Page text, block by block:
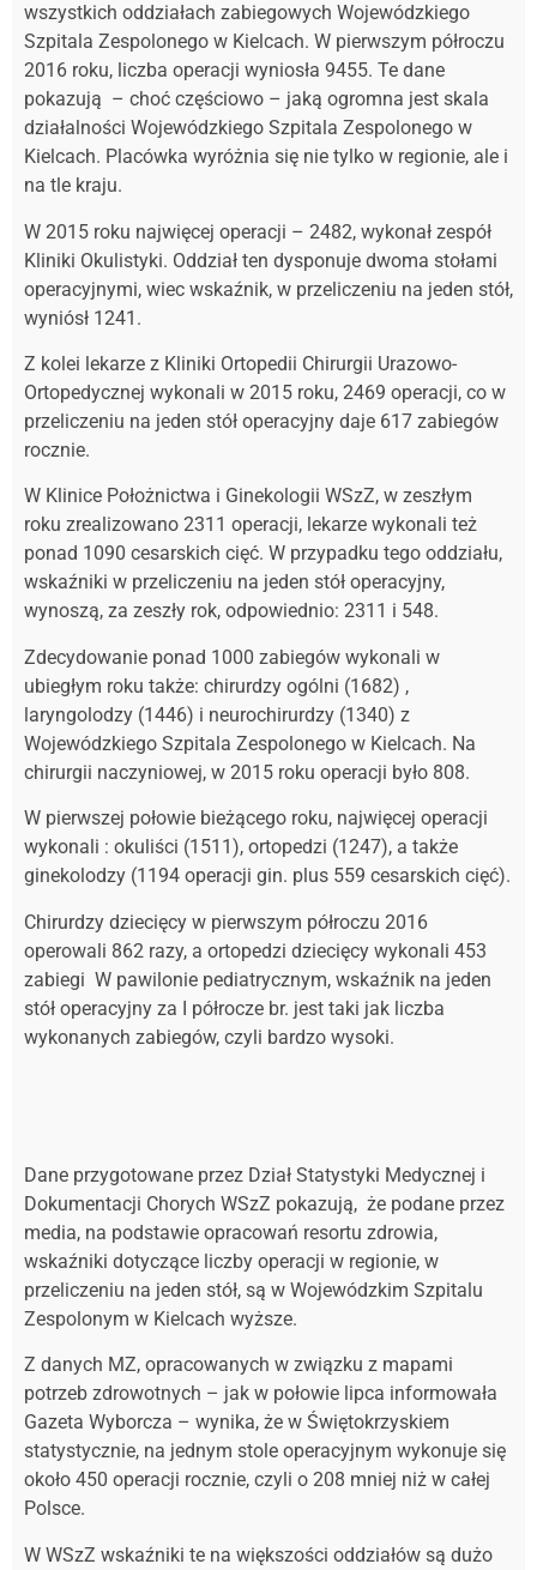
wszystkich oddziałach zabiegowych Wojewódzkiego
Szpitala Zespolonego w Kielcach. W pierwszym półroczu
2016 roku, liczba operacji wyniosła 9455. Te dane
pokazują – choć częściowo – jaką ogromna jest skala
działalności Wojewódzkiego Szpitala Zespolonego w
Kielcach. Placówka wyróżnia się nie tylko w regionie, ale i
na tle kraju.
W 2015 roku najwięcej operacji – 2482, wykonał zespół
Kliniki Okulistyki. Oddział ten dysponuje dwoma stołami
operacyjnymi, wiec wskaźnik, w przeliczeniu na jeden stół,
wyniósł 1241.
Z kolei lekarze z Kliniki Ortopedii Chirurgii Urazowo-
Ortopedycznej wykonali w 2015 roku, 2469 operacji, co w
przeliczeniu na jeden stół operacyjny daje 617 zabiegów
rocznie.
W Klinice Położnictwa i Ginekologii WSzZ, w zeszłym
roku zrealizowano 2311 operacji, lekarze wykonali też
ponad 1090 cesarskich cięć. W przypadku tego oddziału,
wskaźniki w przeliczeniu na jeden stół operacyjny,
wynoszą, za zeszły rok, odpowiednio: 2311 i 548.
Zdecydowanie ponad 1000 zabiegów wykonali w
ubiegłym roku także: chirurdzy ogólni (1682) ,
laryngolodzy (1446) i neurochirurdzy (1340) z
Wojewódzkiego Szpitala Zespolonego w Kielcach. Na
chirurgii naczyniowej, w 2015 roku operacji było 808.
W pierwszej połowie bieżącego roku, najwięcej operacji
wykonali : okuliści (1511), ortopedzi (1247), a także
ginekolodzy (1194 operacji gin. plus 559 cesarskich cięć).
Chirurdzy dziecięcy w pierwszym półroczu 2016
operowali 862 razy, a ortopedzi dziecięcy wykonali 453
zabiegi W pawilonie pediatrycznym, wskaźnik na jeden
stół operacyjny za I półrocze br. jest taki jak liczba
wykonanych zabiegów, czyli bardzo wysoki.
Dane przygotowane przez Dział Statystyki Medycznej i
Dokumentacji Chorych WSzZ pokazują, że podane przez
media, na podstawie opracowań resortu zdrowia,
wskaźniki dotyczące liczby operacji w regionie, w
przeliczeniu na jeden stół, są w Wojewódzkim Szpitalu
Zespolonym w Kielcach wyższe.
Z danych MZ, opracowanych w związku z mapami
potrzeb zdrowotnych – jak w połowie lipca informowała
Gazeta Wyborcza – wynika, że w Świętokrzyskiem
statystycznie, na jednym stole operacyjnym wykonuje się
około 450 operacji rocznie, czyli o 208 mniej niż w całej
Polsce.
W WSzZ wskaźniki te na większości oddziałów są dużo